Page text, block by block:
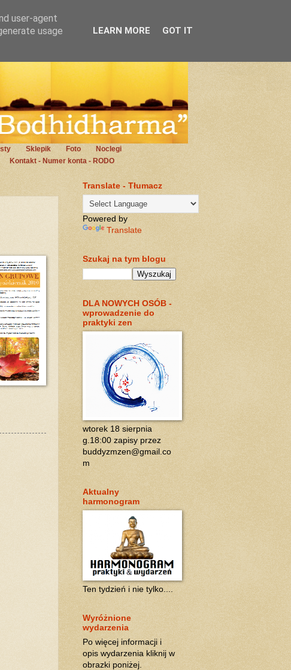
Sklepik Foto
Noclegi
Kontakt - Numer konta - RODO
Translate - Tłumacz
Powered by
Translate
Szukaj na tym blogu
DLA NOWYCH OSÓB -
wprowadzenie do
praktyki zen
wtorek 18 sierpnia
g.18:00 zapisy przez
buddyzmzen@gmail.co
m
Aktualny
harmonogram
Ten tydzień i nie tylko....
Wyróżnione
wydarzenia
Po więcej informacji i
opis wydarzenia kliknij w
obrazki poniżej.
user-agent
usage
LEARN MORE GOT IT